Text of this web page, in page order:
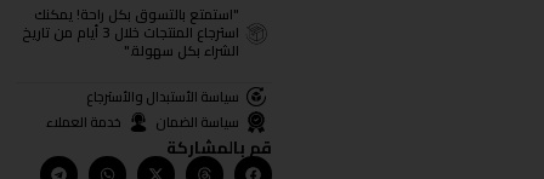
"استمتع بالتسوق بكل راحة! يمكنك
استرجاع المنتجات خلال 3 أيام من تاريخ
الشراء بكل سهولة."
سياسة الأستبدال والأسترجاع
سياسة الضمان
خدمة العملاء
قم بالمشاركة